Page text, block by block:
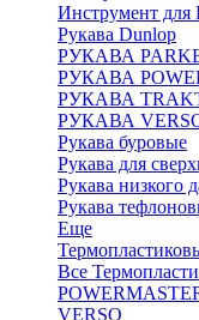
Инструмент
Рукава Dunlop
РУКАВА
РУКАВА
РУКАВА
РУКАВА
Рукава буровые
Рукава для
Рукава низкого
Рукава
Еще
Все
VERSO